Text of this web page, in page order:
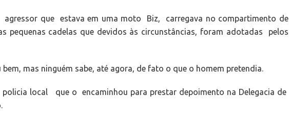
que estava em uma moto Biz, carregava no compartimento de
pequenas cadelas que devidos às circunstâncias, foram adotadas pelos
mas ninguém sabe, até agora, de fato o que o homem pretendia.
local que o encaminhou para prestar depoimento na Delegacia de